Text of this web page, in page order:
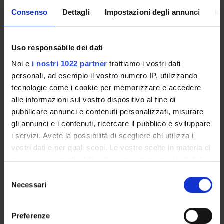
Consenso Dettagli Impostazioni degli annunci
Uso responsabile dei dati
Noi e i nostri 1022 partner trattiamo i vostri dati
personali, ad esempio il vostro numero IP, utilizzando
tecnologie come i cookie per memorizzare e accedere
alle informazioni sul vostro dispositivo al fine di
pubblicare annunci e contenuti personalizzati, misurare
gli annunci e i contenuti, ricercare il pubblico e sviluppare
i servizi. Avete la possibilità di scegliere chi utilizza i
vostri dati e per quali scopi. Le vostre scelte in materia di
privacy sono applicabili solo su questa proprietà digitale
modificare o revocare il proprio consenso in qualsiasi
momento dalla Dichiarazione sui cookie o facendo clic
Necessari
Preferenze
ORAL HYGIENE EDUCATION
METHODS
Credits
1
Period
1° e 2° semestre (corsi annuali) PROFESSIONI
SANITARIE
Location
Academic staff